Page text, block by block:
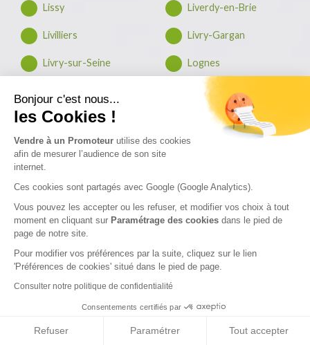
Bonjour c'est nous...
les Cookies !
Vendre à un Promoteur utilise des cookies
afin de mesurer l’audience de son site
internet.
Ces cookies sont partagés avec Google (Google Analytics).
Vous pouvez les accepter ou les refuser, et modifier vos choix à tout
moment en cliquant sur Paramétrage des cookies dans le pied de
page de notre site.
Pour modifier vos préférences par la suite, cliquez sur le lien
'Préférences de cookies' situé dans le pied de page.
Consulter notre politique de confidentialité
Consentements certifiés par
Refuser Paramétrer Tout accepter
Lissy Liverdy-en-Brie
Livilliers Livry-Gargan
Livry-sur-Seine Lognes
Longperrier
Longpont-sur-Orge Longuesse
Longvilliers Louveciennes
Louvres
Maffliers Magnanville
Magny-le-Hongre Magny-les-Hameaux
Maincy Maisons-Alfort
Maisons-Laffitte
Mandres-les-Roses Mantes-la-Jolie